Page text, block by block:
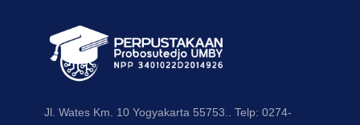
Jl. Wates Km. 10 Yogyakarta 55753.. Telp: 0274-